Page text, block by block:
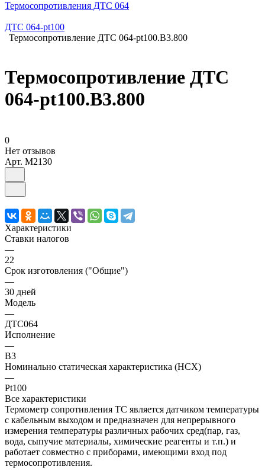
Термосопротивления ДТС 064
ДТС 064-pt100
Термосопротивление ДТС 064-pt100.В3.800
Термосопротивление ДТС
064-pt100.В3.800
0
Нет отзывов
Арт. M2130
Характеристики
Ставки налогов
—
22
Срок изготовления ("Общие")
—
30 дней
Модель
—
ДТС064
Исполнение
—
В3
Номинально статическая характеристика (НСХ)
—
Pt100
Все характеристики
Термометр сопротивления ТС является датчиком температуры
с кабельным выходом и предназначен для непрерывного
измерения температуры различных рабочих сред(пар, газ,
вода, сыпучие материалы, химические реагенты и т.п.) и
работает совместно с приборами, имеющими вход под
термосопротивления.